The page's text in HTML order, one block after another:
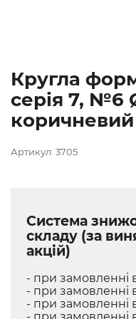
Кругла
серія 7, №6
Артикул: 3705
Система
складу (за
акцій)
- при замовленні
- при замовленні
- при замовленні
- при замовленні